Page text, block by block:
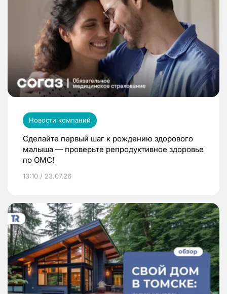
Новости компаний
Сделайте первый шаг к рождению здорового
малыша — проверьте репродуктивное здоровье
по ОМС!
13:10 / 23.07.26